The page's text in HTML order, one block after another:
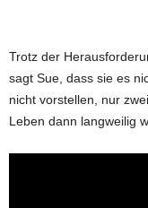
Trotz der
sagt Sue, dass sie es
nicht vorstellen, nur
Leben dann langweilig